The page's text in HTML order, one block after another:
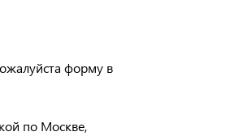
форму в
по Москве,